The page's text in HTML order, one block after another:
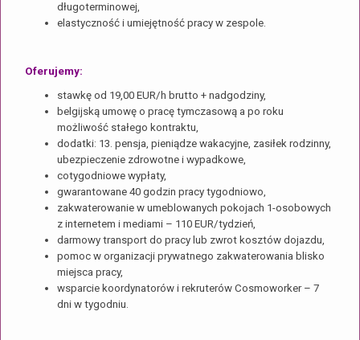
długoterminowej,
elastyczność i umiejętność pracy w zespole.
Oferujemy:
stawkę od 19,00 EUR/h brutto + nadgodziny,
belgijską umowę o pracę tymczasową a po roku
możliwość stałego kontraktu,
dodatki: 13. pensja, pieniądze wakacyjne, zasiłek rodzinny,
ubezpieczenie zdrowotne i wypadkowe,
cotygodniowe wypłaty,
gwarantowane 40 godzin pracy tygodniowo,
zakwaterowanie w umeblowanych pokojach 1-osobowych
z internetem i mediami – 110 EUR/tydzień,
darmowy transport do pracy lub zwrot kosztów dojazdu,
pomoc w organizacji prywatnego zakwaterowania blisko
miejsca pracy,
wsparcie koordynatorów i rekruterów Cosmoworker – 7
dni w tygodniu.